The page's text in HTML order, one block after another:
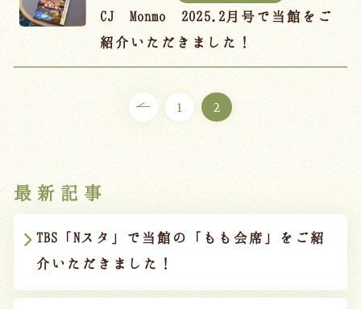
CJ Monmo 2025.2月号で当館をご
紹介いただきました！
1 2
最新記事
TBS「Nスタ」で当館の「もも会席」をご紹
介いただきました！
会議・団体 吉川屋で過ごす特別な日
よくあるご質問
キャンセルポリシー
宿泊約款
オンラインショップ
吉川屋×温泉むすめ